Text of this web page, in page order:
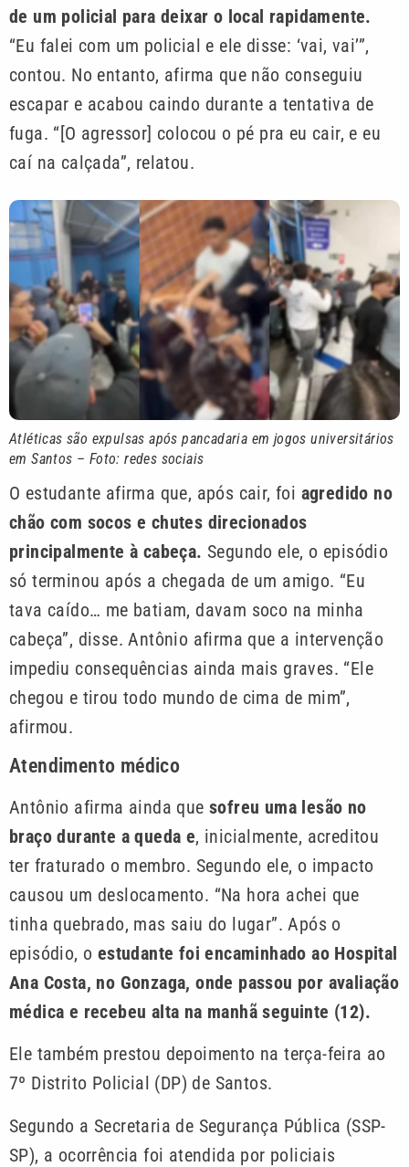
de um policial para deixar o local rapidamente.
“Eu falei com um policial e ele disse: ‘vai, vai’”,
contou. No entanto, afirma que não conseguiu
escapar e acabou caindo durante a tentativa de
fuga. “[O agressor] colocou o pé pra eu cair, e eu
caí na calçada”, relatou.
Atléticas são expulsas após pancadaria em jogos universitários
em Santos – Foto: redes sociais
O estudante afirma que, após cair, foi agredido no
chão com socos e chutes direcionados
principalmente à cabeça. Segundo ele, o episódio
só terminou após a chegada de um amigo. “Eu
tava caído… me batiam, davam soco na minha
cabeça”, disse. Antônio afirma que a intervenção
impediu consequências ainda mais graves. “Ele
chegou e tirou todo mundo de cima de mim”,
afirmou.
Atendimento médico
Antônio afirma ainda que sofreu uma lesão no
braço durante a queda e, inicialmente, acreditou
ter fraturado o membro. Segundo ele, o impacto
causou um deslocamento. “Na hora achei que
tinha quebrado, mas saiu do lugar”. Após o
episódio, o estudante foi encaminhado ao Hospital
Ana Costa, no Gonzaga, onde passou por avaliação
médica e recebeu alta na manhã seguinte (12).
Ele também prestou depoimento na terça-feira ao
7º Distrito Policial (DP) de Santos.
Segundo a Secretaria de Segurança Pública (SSP-
SP), a ocorrência foi atendida por policiais